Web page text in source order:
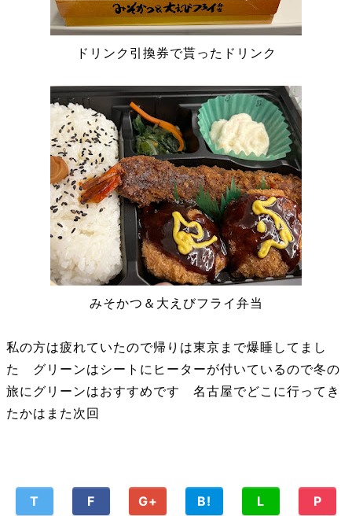
ドリンク引換券で貰ったドリンク
みそかつ＆大えびフライ弁当
私の方は疲れていたので帰りは東京まで爆睡してまし
た グリーンはシートにヒーターが付いているので冬の
旅にグリーンはおすすめです 名古屋でどこに行ってき
たかはまた次回
T F G+ B! L P